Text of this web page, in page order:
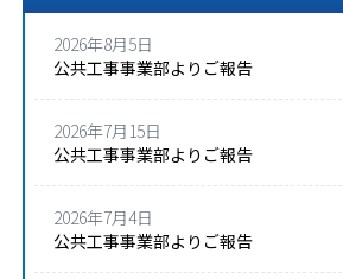
2026年8月5日
公共工事事業部よりご報告
2026年7月15日
公共工事事業部よりご報告
2026年7月4日
公共工事事業部よりご報告